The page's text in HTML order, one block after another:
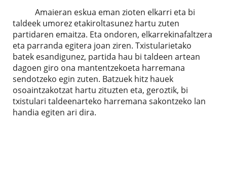
Amaieran eskua eman zioten elkarri eta bi
taldeek umorez etakiroltasunez hartu zuten
partidaren emaitza. Eta ondoren, elkarrekinafaltzera
eta parranda egitera joan ziren. Txistularietako
batek esandigunez, partida hau bi taldeen artean
dagoen giro ona mantentzekoeta harremana
sendotzeko egin zuten. Batzuek hitz hauek
osoaintzakotzat hartu zituzten eta, geroztik, bi
txistulari taldeenarteko harremana sakontzeko lan
handia egiten ari dira.